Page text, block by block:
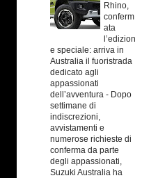
Rhino,
conferm
ata
l’edizion
e speciale: arriva in
Australia il fuoristrada
dedicato agli
appassionati
dell’avventura - Dopo
settimane di
indiscrezioni,
avvistamenti e
numerose richieste di
conferma da parte
degli appassionati,
Suzuki Australia ha